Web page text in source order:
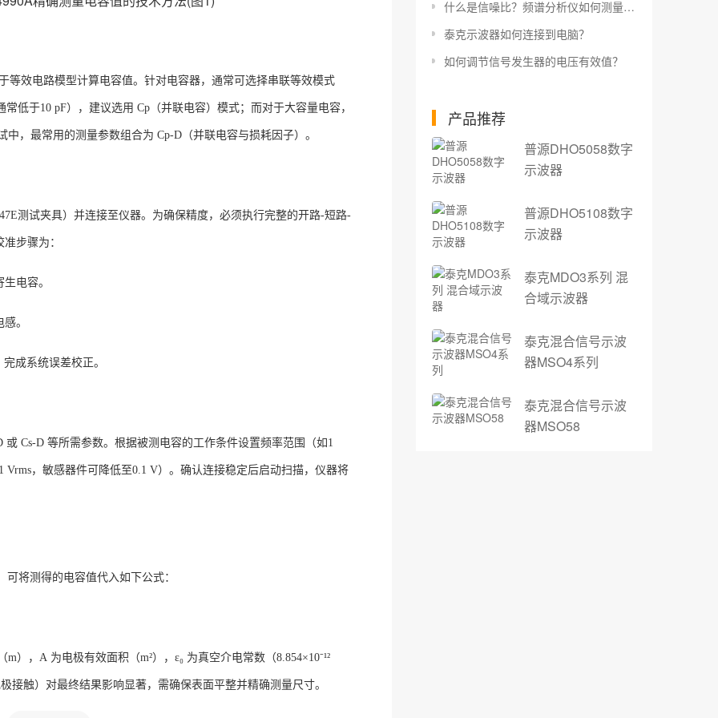
等效电路模型计算电容值。针对电容器，通常可选择串联等效模式
低于10 pF），建议选用 Cp（并联电容）模式；而对于大容量电容，
中，最常用的测量参数组合为 Cp-D（并联电容与损耗因子） 。
测试夹具）并连接至仪器。为确保精度，必须执行完整的开路-短路-
准步骤为：
电容。
。
完成系统误差校正。
或 Cs-D 等所需参数。根据被测电容的工作条件设置频率范围（如 1
，敏感器件可降低至0.1 V） 。确认连接稳定后启动扫描，仪器将
可将测得的电容值代入如下公式：
），A 为电极有效面积（m²），ε₀ 为真空介电常数（8.854×10⁻¹²
接触）对最终结果影响显著，需确保表面平整并精确测量尺寸。
什么是信噪比？频谱分析仪如何测量信噪比？
泰克示波器如何连接到电脑？
如何调节信号发生器的电压有效值？
产品推荐
普源DHO5058数字
示波器
普源DHO5108数字
示波器
泰克MDO3系列 混
合域示波器
泰克混合信号示波
器MSO4系列
泰克混合信号示波
器MSO58